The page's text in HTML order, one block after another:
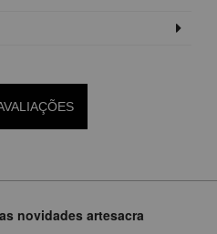
novidades artesacra